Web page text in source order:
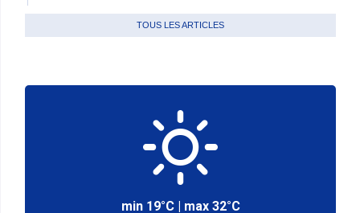
TOUS LES ARTICLES
min 19°C | max 32°C